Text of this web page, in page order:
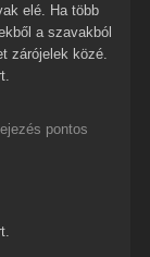
a szavakból
zárójelek közé.
pontos